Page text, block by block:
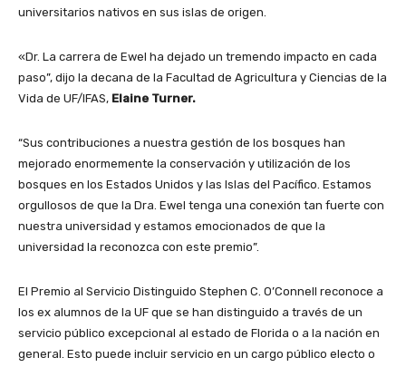
universitarios nativos en sus islas de origen.
«Dr. La carrera de Ewel ha dejado un tremendo impacto en cada
paso”, dijo la decana de la Facultad de Agricultura y Ciencias de la
Vida de UF/IFAS, Elaine Turner.
“Sus contribuciones a nuestra gestión de los bosques han
mejorado enormemente la conservación y utilización de los
bosques en los Estados Unidos y las Islas del Pacífico. Estamos
orgullosos de que la Dra. Ewel tenga una conexión tan fuerte con
nuestra universidad y estamos emocionados de que la
universidad la reconozca con este premio”.
El Premio al Servicio Distinguido Stephen C. O’Connell reconoce a
los ex alumnos de la UF que se han distinguido a través de un
servicio público excepcional al estado de Florida o a la nación en
general. Esto puede incluir servicio en un cargo público electo o